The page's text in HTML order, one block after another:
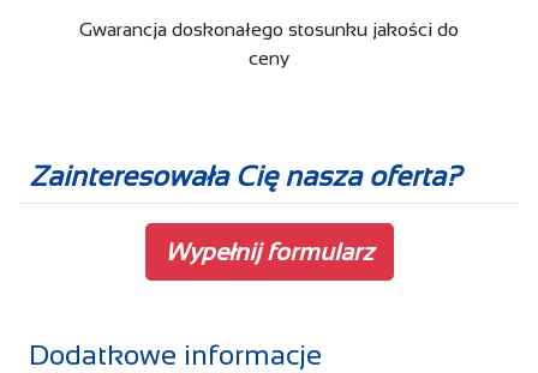
Gwarancja doskonałego stosunku jakości do
ceny
Zainteresowała Cię nasza oferta?
Wypełnij formularz
Dodatkowe informacje